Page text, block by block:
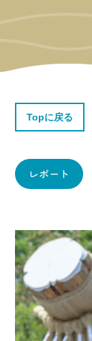
Topに戻る
レポート